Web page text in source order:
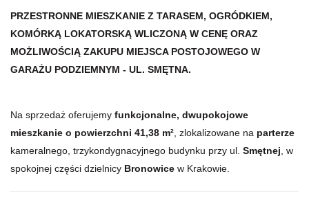
PRZESTRONNE MIESZKANIE Z TARASEM, OGRÓDKIEM,
KOMÓRKĄ LOKATORSKĄ WLICZONĄ W CENĘ ORAZ
MOŻLIWOŚCIĄ ZAKUPU MIEJSCA POSTOJOWEGO W
GARAŻU PODZIEMNYM - UL. SMĘTNA.
Na sprzedaż oferujemy funkcjonalne, dwupokojowe
mieszkanie o powierzchni 41,38 m² , zlokalizowane na parterze
kameralnego, trzykondygnacyjnego budynku przy ul. Smętnej , w
spokojnej części dzielnicy Bronowice w Krakowie.